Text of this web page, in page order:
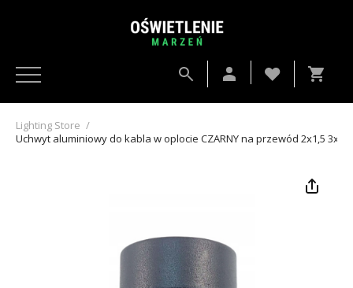
Lighting Store /
Uchwyt aluminiowy do kabla w oplocie CZARNY na przewód 2x1,5 3x1,5